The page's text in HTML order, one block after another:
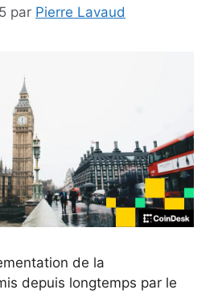
par Pierre Lavaud
de la
depuis longtemps par le